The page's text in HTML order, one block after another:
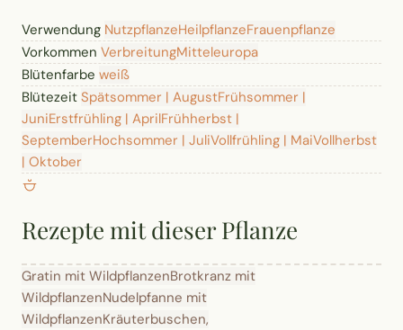
Verwendung NutzpflanzeHeilpflanzeFrauenpflanze
Vorkommen VerbreitungMitteleuropa
Blütenfarbe weiß
Blütezeit Spätsommer | AugustFrühsommer |
JuniErstfrühling | AprilFrühherbst |
SeptemberHochsommer | JuliVollfrühling | MaiVollherbst
| Oktober
Rezepte mit dieser Pflanze
Gratin mit WildpflanzenBrotkranz mit
WildpflanzenNudelpfanne mit
WildpflanzenKräuterbuschen,